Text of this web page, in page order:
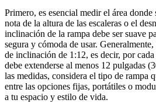
Primero, es esencial medir el área donde
nota de la altura de las escaleras o el
inclinación de la rampa debe ser suave
segura y cómoda de usar.
de inclinación de 1:12, es decir, por
debe extenderse al menos 12 pulgadas
las medidas, considera el tipo de rampa
entre las opciones fijas, portátiles o
a tu espacio y estilo de vida.